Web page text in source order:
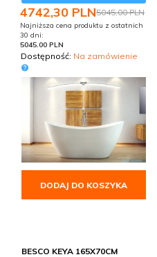
4742,30 PLN5045,00 PLN
Najniższa cena produktu z ostatnich
30 dni:
5045.00 PLN
Dostępność: Na zamówienie
DODAJ DO KOSZYKA
BESCO KEYA 165X70CM